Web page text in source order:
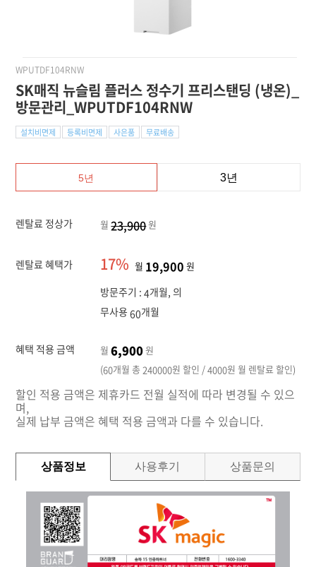
WPUTDF104RNW
SK매직 뉴슬림 플러스 정수기 프리스탠딩 (냉온)_
방문관리_WPUTDF104RNW
설치비면제 등록비면제 사은품 무료배송
5년 3년
렌탈료 정상가 월23,900원
렌탈료 혜택가 17% 월 19,900 원
방문주기 :4개월, 의
무사용60개월
혜택 적용 금액 월6,900원
(60개월 총 240000원 할인 /4000원 월 렌탈료 할인)
할인 적용 금액은 제휴카드 전월 실적에 따라 변경될 수 있으
며,
실제 납부 금액은 혜택 적용 금액과 다를 수 있습니다.
상품정보 사용후기 상품문의